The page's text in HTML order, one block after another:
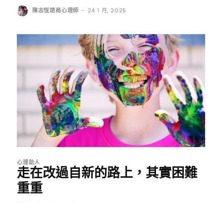
陳志恆諮商心理師 - 24 1 月, 2025
心理助人
走在改過自新的路上，其實困難
重重